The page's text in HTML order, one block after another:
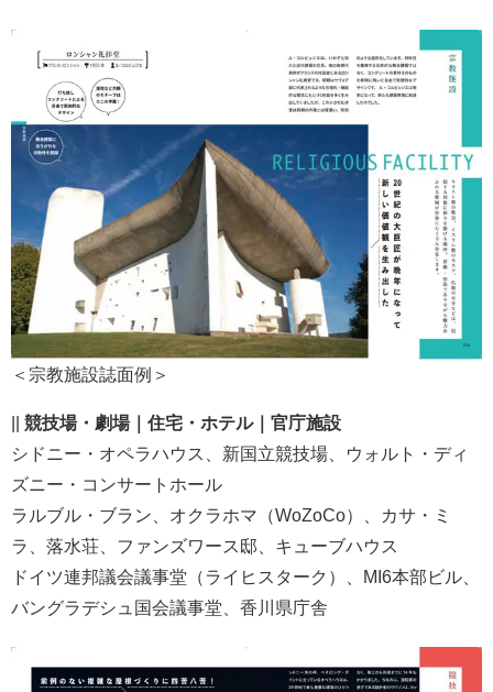
＜宗教施設誌面例＞
競技場・劇場｜住宅・ホテル｜官庁施設
シドニー・オペラハウス、新国立競技場、ウォルト・ディ
ズニー・コンサートホール
ラルブル・ブラン、オクラホマ（WoZoCo）、カサ・ミ
ラ、落水荘、ファンズワース邸、キューブハウス
ドイツ連邦議会議事堂（ライヒスターク）、MI6本部ビル、
バングラデシュ国会議事堂、香川県庁舎